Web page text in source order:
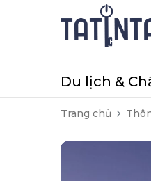
Du lịch &
Trang chủ